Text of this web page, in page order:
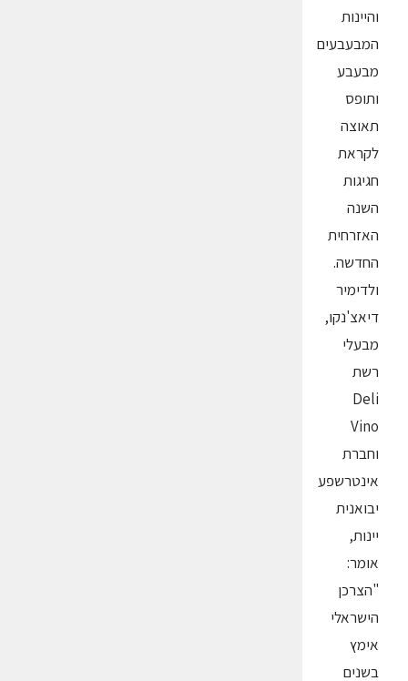
והיינות
המבעבעים
מבעבע
ותופס
תאוצה
לקראת
חגיגות
השנה
האזרחית
החדשה.
ולדימיר
דיאצ'נקו,
מבעלי
רשת
Deli
Vino
וחברת
אינטרשפע
יבואנית
יינות,
אומר:
"הצרכן
הישראלי
אימץ
בשנים